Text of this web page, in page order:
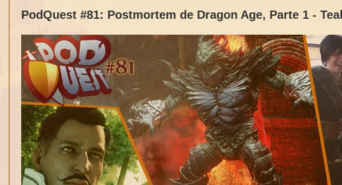
PodQuest #81: Postmortem de Dragon Age, Parte 1 -